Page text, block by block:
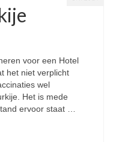
voor een Hotel
het niet verplicht
wel
Het is mede
ervoor staat …